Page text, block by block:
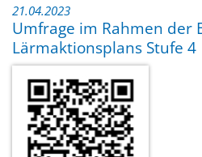
21.04.2023
Umfrage im Rahmen der
Lärmaktionsplans Stufe 4